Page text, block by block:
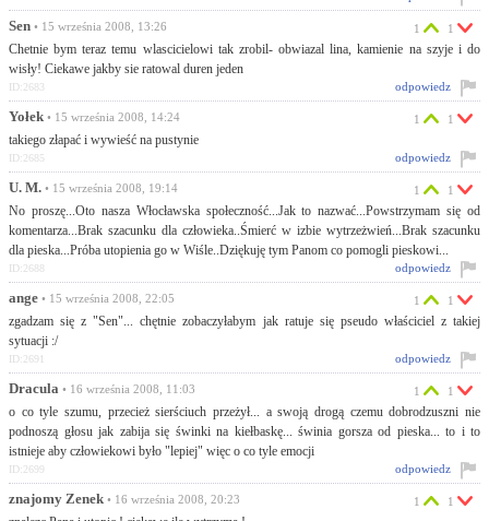
Sen • 15 września 2008, 13:26
Chetnie bym teraz temu wlascicielowi tak zrobil- obwiazal lina, kamienie na szyje i do
wisły! Ciekawe jakby sie ratowal duren jeden
1 1
odpowiedz
ID:2683
Yołek • 15 września 2008, 14:24
takiego złapać i wywieść na pustynie
1 1
odpowiedz
ID:2685
U. M. • 15 września 2008, 19:14
No proszę...Oto nasza Włocławska społeczność...Jak to nazwać...Powstrzymam się od
komentarza...Brak szacunku dla człowieka..Śmierć w izbie wytrzeżwień...Brak szacunku
dla pieska...Próba utopienia go w Wiśle..Dziękuję tym Panom co pomogli pieskowi...
1 1
odpowiedz
ID:2688
ange • 15 września 2008, 22:05
zgadzam się z "Sen"... chętnie zobaczyłabym jak ratuje się pseudo właściciel z takiej
sytuacji :/
1 1
odpowiedz
ID:2691
Dracula • 16 września 2008, 11:03
o co tyle szumu, przecież sierściuch przeżył... a swoją drogą czemu dobrodzuszni nie
podnoszą głosu jak zabija się świnki na kiełbaskę... świnia gorsza od pieska... to i to
istnieje aby człowiekowi było "lepiej" więc o co tyle emocji
1 1
odpowiedz
ID:2699
znajomy Zenek • 16 września 2008, 20:23 1 1